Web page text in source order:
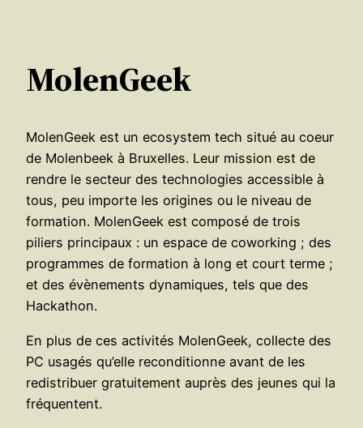
MolenGeek
MolenGeek est un ecosystem tech situé au coeur
de Molenbeek à Bruxelles. Leur mission est de
rendre le secteur des technologies accessible à
tous, peu importe les origines ou le niveau de
formation. MolenGeek est composé de trois
piliers principaux : un espace de coworking ; des
programmes de formation à long et court terme ;
et des évènements dynamiques, tels que des
Hackathon.
En plus de ces activités MolenGeek, collecte des
PC usagés qu’elle reconditionne avant de les
redistribuer gratuitement auprès des jeunes qui la
fréquentent.